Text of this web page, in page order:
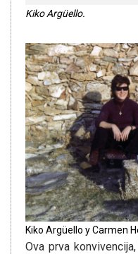
Kiko Argüello.
Kiko Argüello y Carmen
Ova prva